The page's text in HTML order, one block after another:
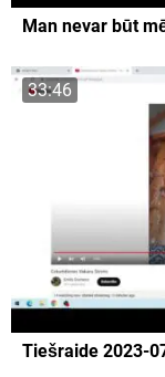
Man nevar būt
33:46
Tiešraide 2023-